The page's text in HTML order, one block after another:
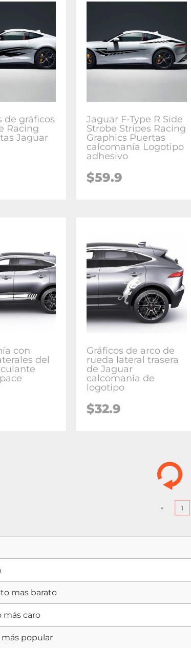
de gráficos
Racing
Jaguar
Jaguar F-Type R Side
Strobe Stripes Racing
Graphics Puertas
calcomanía Logotipo
adhesivo
$59.9
con
del
Gráficos de arco de
rueda lateral trasera
de Jaguar
calcomanía de
logotipo
$32.9
« 1
mas barato
más caro
popular